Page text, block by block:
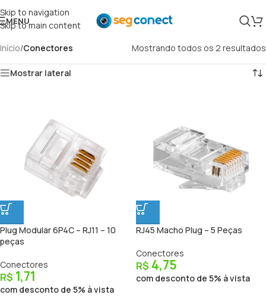
Skip to navigation
Skip to main content
MENU
Início/Conectores Mostrando todos os 2 resultados
Mostrar lateral
Plug Modular 6P4C – RJ11 – 10
peças
Conectores
R$ 1,71
com desconto de 5% à vista
RJ45 Macho Plug – 5 Peças
Conectores
R$ 4,75
com desconto de 5% à vista